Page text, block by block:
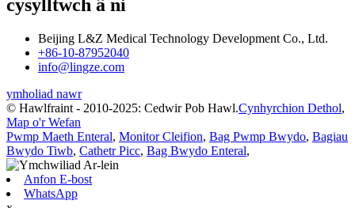
cysylltwch â ni
Beijing L&Z Medical Technology Development Co., Ltd.
+86-10-87952040
info@lingze.com
ymholiad nawr
© Hawlfraint - 2010-2025: Cedwir Pob Hawl.Cynhyrchion Dethol,
Map o'r Wefan
Pwmp Maeth Enteral, Monitor Cleifion, Bag Pwmp Bwydo, Bagiau
Bwydo Tiwb, Cathetr Picc, Bag Bwydo Enteral,
Anfon E-bost
WhatsApp